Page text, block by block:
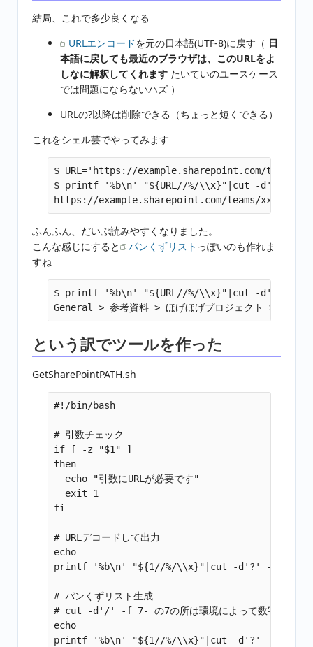
結局、これで多少良くなる
URLエンコードを元の日本語(UTF-8)に戻す（ 日
本語に戻しても最近のブラウザは、このURLをよ
しなに解釈してくれます たいていのユースケース
では問題にならないハズ ）
URLの?以降は削除できる（ちょっと短くできる）
これをシェル芸でやってみます
$ URL='https://example.sharepoint.com/teams/xxxxxxxxxx/
$ printf '%b\n' "${URL//%/\\x}"|cut -d'?' -f 1
ふんふん、だいぶ読みやすくなりました。
こんな感じにすると
パンくずリスト っぽいのも作れま
すね
$ printf '%b\n' "${URL//%/\\x}"|cut -d'?'
という訳でツールを作った
GetSharePointPATH.sh
#!/bin/bash
# 引数チェック
if [ -z "$1" ]
then
  echo "引数にURLが必要です"
  exit 1
fi
# URLデコードして出力
echo
printf '%b\n' "${1//%/\\x}"|cut -d'?' -f 1
# パンくずリスト生成
# cut -d'/' -f 7- の7の所は環境によって数字を増減さ
echo
printf '%b\n' "${1//%/\\x}"|cut -d'?' -f